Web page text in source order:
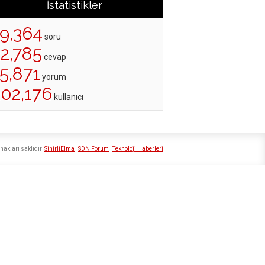
İstatistikler
soru
cevap
yorum
kullanıcı
SihirliElma SDN Forum Teknoloji Haberleri
saklıdır